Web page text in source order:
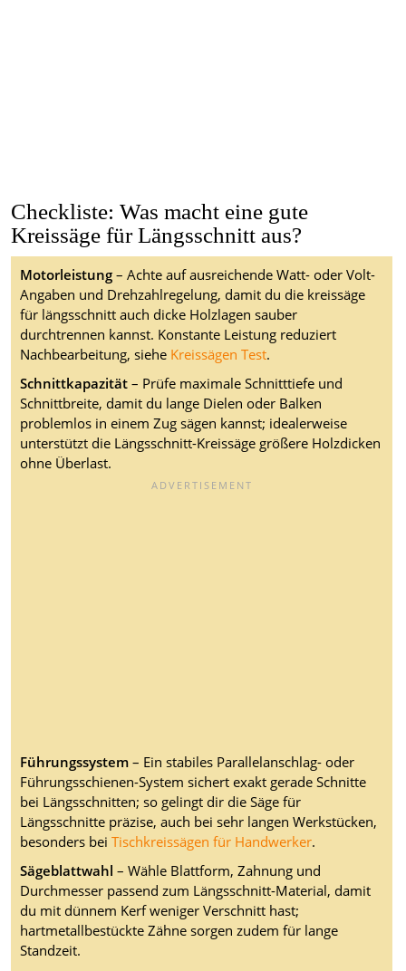
Checkliste: Was macht eine gute
Kreissäge für Längsschnitt aus?
Motorleistung– Achte auf ausreichende Watt- oder Volt-
Angaben und Drehzahlregelung, damit du die kreissäge
für längsschnitt auch dicke Holzlagen sauber
durchtrennen kannst. Konstante Leistung reduziert
Nachbearbeitung, siehe Kreissägen Test.
Schnittkapazität– Prüfe maximale Schnitttiefe und
Schnittbreite, damit du lange Dielen oder Balken
problemlos in einem Zug sägen kannst; idealerweise
unterstützt die Längsschnitt-Kreissäge größere Holzdicken
ohne Überlast.
Führungssystem– Ein stabiles Parallelanschlag- oder
Führungsschienen-System sichert exakt gerade Schnitte
bei Längsschnitten; so gelingt dir die Säge für
Längsschnitte präzise, auch bei sehr langen Werkstücken,
besonders bei Tischkreissägen für Handwerker.
Sägeblattwahl – Wähle Blattform, Zahnung und
Durchmesser passend zum Längsschnitt-Material, damit
du mit dünnem Kerf weniger Verschnitt hast;
hartmetallbestückte Zähne sorgen zudem für lange
Standzeit.